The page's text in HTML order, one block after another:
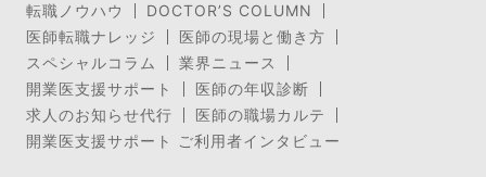
転職ノウハウ
DOCTOR’S COLUMN
医師転職ナレッジ
医師の現場と働き方
スペシャルコラム
業界ニュース
開業医支援サポート
医師の年収診断
求人のお知らせ代行
医師の職場カルテ
開業医支援サポート ご利用者インタビュー